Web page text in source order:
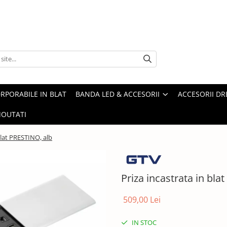
IN BLAT BANDA LED & ACCESORII ACCESORII
PRESTINO, alb
Priza incastrata in blat
509,00 Lei
IN STOC